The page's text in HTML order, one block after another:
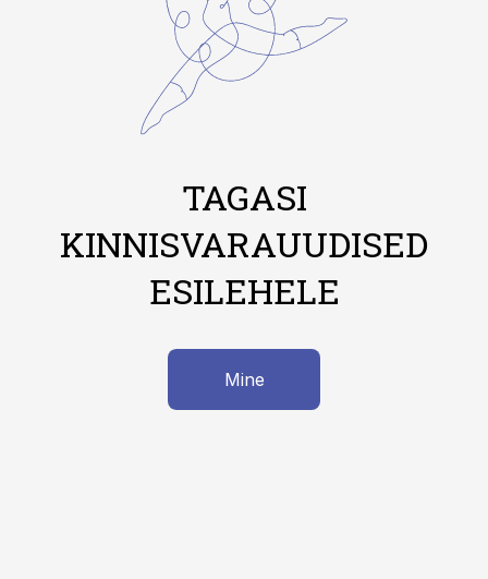
TAGASI
KINNISVARAUUDISED
ESILEHELE
Mine